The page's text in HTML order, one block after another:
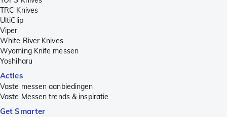
TRC Knives
UltiClip
Viper
White River Knives
Wyoming Knife messen
Yoshiharu
Acties
Vaste messen aanbiedingen
Vaste Messen trends & inspiratie
Get Smarter